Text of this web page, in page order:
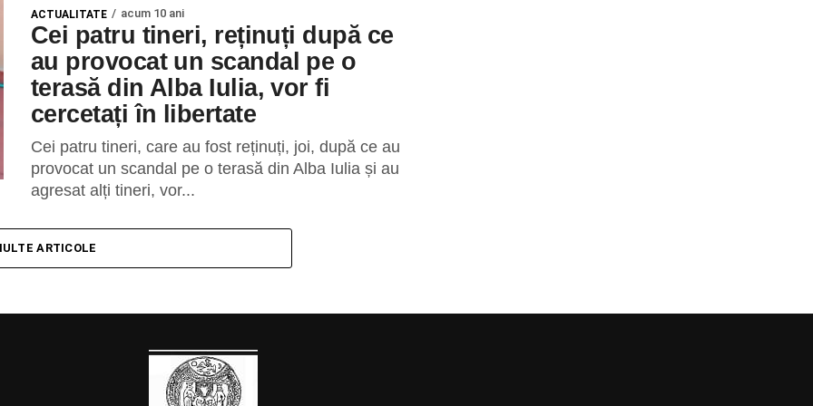
ACTUALITATE acum 10 ani
Cei patru tineri, reținuți după ce
au provocat un scandal pe o
terasă din Alba Iulia, vor fi
cercetați în libertate
Cei patru tineri, care au fost reținuți, joi, după ce au
provocat un scandal pe o terasă din Alba Iulia și au
agresat alți tineri, vor...
ARTICOLE